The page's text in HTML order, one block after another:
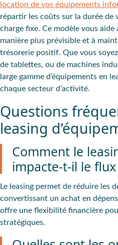
location de vos équipements
répartir les coûts sur la durée de
charge fixe. Ce modèle vous aide
manière plus prévisible et à
trésorerie positif. Que vous
de tablettes, ou de machines
large gamme d’équipements en
chaque secteur d’activité.
Questions
leasing
Comment le
impacte-t-il le
Le leasing permet de réduire les
convertissant un achat en
offre une flexibilité financière
stratégiques.